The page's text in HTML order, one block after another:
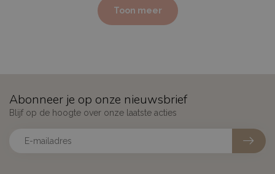
Toon meer
Abonneer je op onze nieuwsbrief
Blijf op de hoogte over onze laatste acties